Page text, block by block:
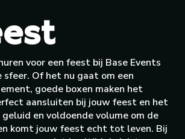
voor een feest bij Base Events
Of het nu gaat om een
goede boxen maken het
aansluiten bij jouw feest en het
en voldoende volume om de
komt jouw feest echt tot leven. Bij